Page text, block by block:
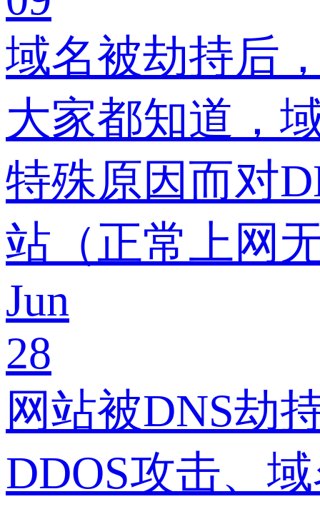
域名被劫持后
大家都知道，
特殊原因而对
站（正常上网
Jun
28
网站被DNS劫
DDOS攻击、